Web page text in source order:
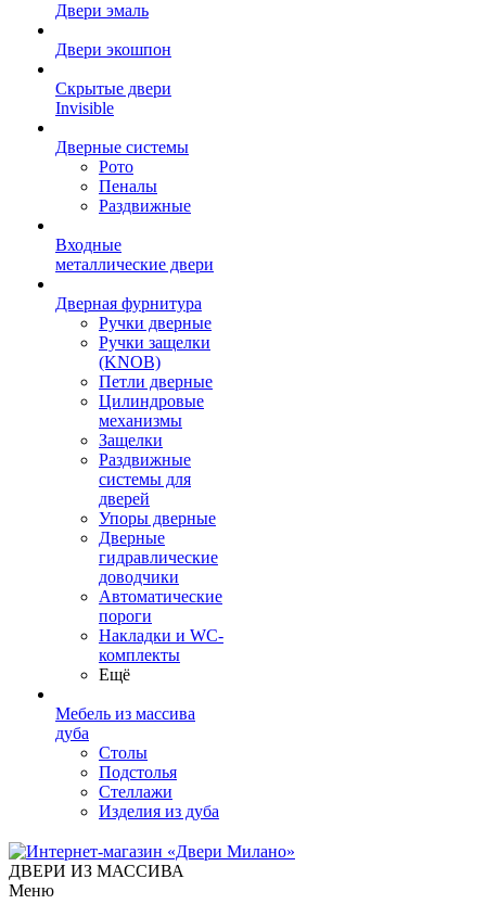
Двери эмаль
Двери экошпон
Скрытые двери
Invisible
Дверные системы
Рото
Пеналы
Раздвижные
Входные
металлические двери
Дверная фурнитура
Ручки дверные
Ручки защелки
(KNOB)
Петли дверные
Цилиндровые
механизмы
Защелки
Раздвижные
системы для
дверей
Упоры дверные
Дверные
гидравлические
доводчики
Автоматические
пороги
Накладки и WC-
комплекты
Ещё
Мебель из массива
дуба
Столы
Подстолья
Стеллажи
Изделия из дуба
ДВЕРИ ИЗ МАССИВА
Меню